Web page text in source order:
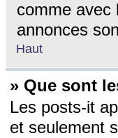
comme avec
annonces
Haut
» Que sont
Les posts-it
et seulement